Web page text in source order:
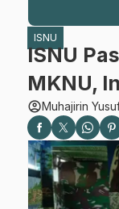
ISNU
ISNU
MKNU,
account_circleMuhajirin